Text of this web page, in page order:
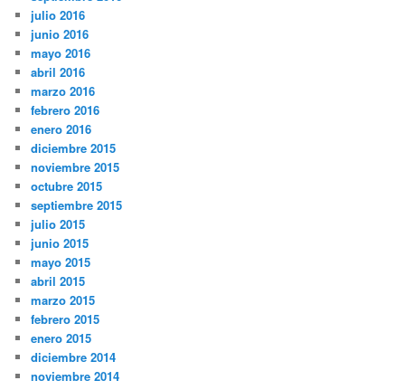
julio 2016
junio 2016
mayo 2016
abril 2016
marzo 2016
febrero 2016
enero 2016
diciembre 2015
noviembre 2015
octubre 2015
septiembre 2015
julio 2015
junio 2015
mayo 2015
abril 2015
marzo 2015
febrero 2015
enero 2015
diciembre 2014
noviembre 2014